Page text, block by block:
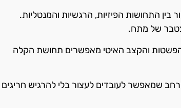
התחושות הפיזיות, הרגשיות והמנטליות.
של מתח.
הפשטות והקצב האיטי מאפשרים תחושת הקלה
שמאפשר לעובדים לעצור בלי להרגיש חריגים